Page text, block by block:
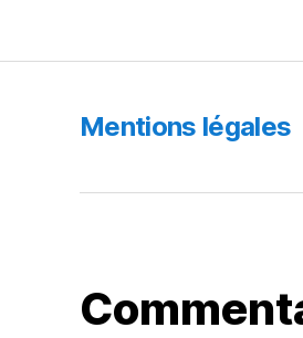
Mentions légales